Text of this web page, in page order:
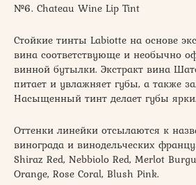
№6. Chateau Wine Lip Tint
Стойкие тинты Labiotte на основе
вина соответствующе и необычно
винной бутылки. Экстракт вина
питает и увлажняет губы, а также
Насыщенный тинт делает губы
Оттенки линейки отсылаются к
винограда и винодельческих
Shiraz Red, Nebbiolo Red, Merlot
Orange, Rose Coral, Blush Pink.